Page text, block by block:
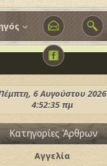
6 Αυγούστου 2026
4:52:37 πμ
Κατηγορίες Άρθρων
Αγγελία